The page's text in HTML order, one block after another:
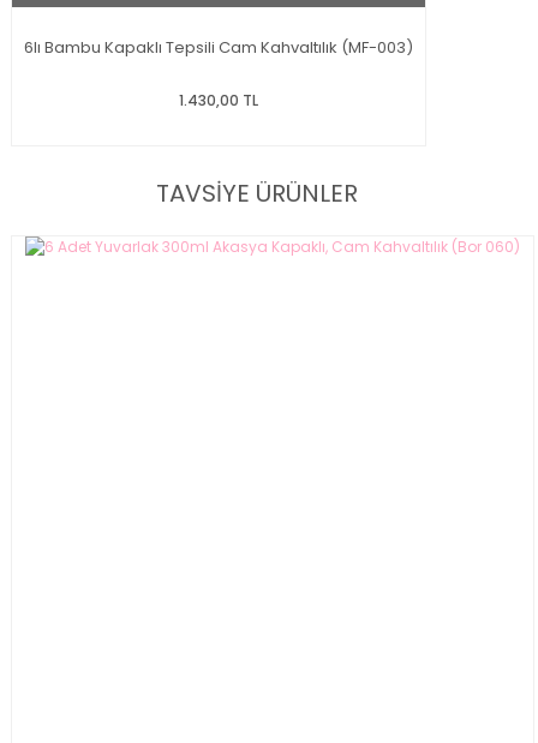
6lı Bambu Kapaklı Tepsili Cam Kahvaltılık (MF-003)
1.430,00 TL
TAVSİYE ÜRÜNLER